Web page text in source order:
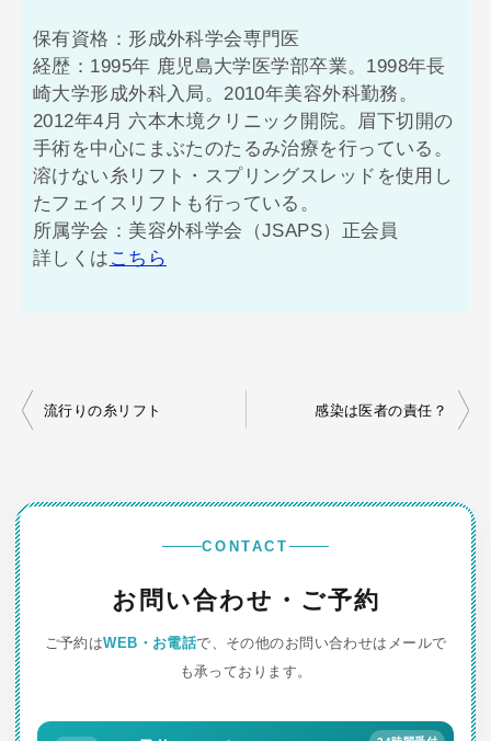
保有資格：形成外科学会専門医
経歴：1995年 鹿児島大学医学部卒業。1998年長
崎大学形成外科入局。2010年美容外科勤務。
2012年4月 六本木境クリニック開院。眉下切開の
手術を中心にまぶたのたるみ治療を行っている。
溶けない糸リフト・スプリングスレッドを使用し
たフェイスリフトも行っている。
所属学会：美容外科学会（JSAPS）正会員
詳しくは こちら
投
ビ
流行りの糸リフト 感染は医者の責任？
CONTACT
お問い合わせ・ご予約
ご予約はWEB・お電話で、その他のお問い合わせはメールで
も承っております。